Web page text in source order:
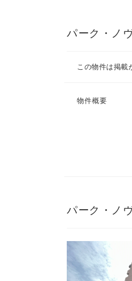
パーク・ノ
この物件は掲載
物件概要
パーク・ノ